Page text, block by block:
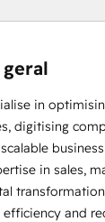
Reporting
Solutions
in
digitising
in sales,
and